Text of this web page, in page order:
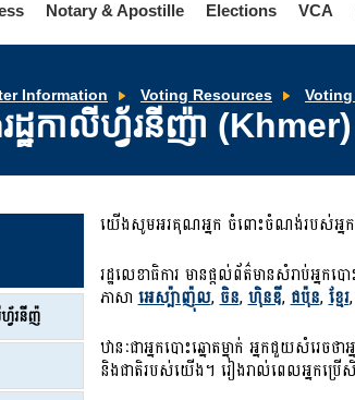
Notary & Apostille Elections VCA
Information Voting Resources
រដ្ឋកាលីហ្វ័រនីញ៉ា (Khmer)
យើងសូមអរគុណអ្នក ចំពោះចំណង់របស់អ្នក ធ្វ
រដ្ឋលេខាធិការ មានផ្ដល់ព័ត៌មានសំរាប់អ្ន
ភាសាអេស្ប៉ាញ៉ុល,ចិន,ហ៊ិនឌី,ជប៉ុន,ខ្មែរ
ឋានៈជាអ្នកបោះឆ្នោតម្នាក់ អ្នកជួយសំរេ
និងជាតិរបស់យើង។ រៀងរាល់ពេលអ្នកប្រើ
វ័រនីញ៉